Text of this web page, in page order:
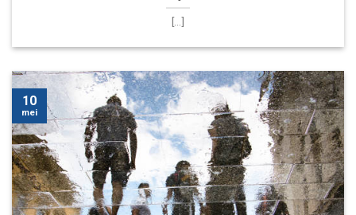
[...]
10
mei